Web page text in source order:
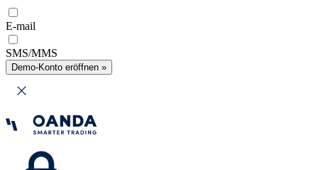
E-mail
SMS/MMS
Demo-Konto eröffnen »